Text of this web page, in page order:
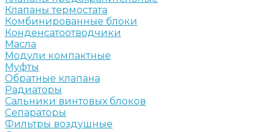
Клапаны термостата
Комбинированные блоки
Конденсатоотводчики
Масла
Модули компактные
Муфты
Обратные клапана
Радиаторы
Сальники винтовых блоков
Сепараторы
Фильтры воздушные